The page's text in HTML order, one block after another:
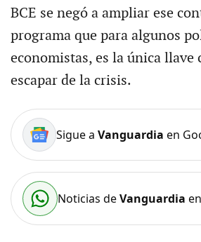
BCE se negó a ampliar ese
programa que para algunos
economistas, es la única llave
escapar de la crisis.
Sigue a Vanguardia en
Noticias deVanguardia